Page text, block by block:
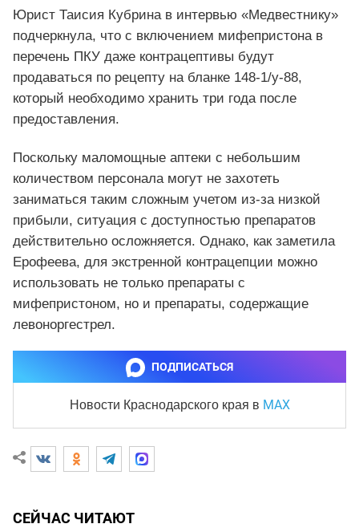
Юрист Таисия Кубрина в интервью «Медвестнику»
подчеркнула, что с включением мифепристона в
перечень ПКУ даже контрацептивы будут
продаваться по рецепту на бланке 148-1/у-88,
который необходимо хранить три года после
предоставления.
Поскольку маломощные аптеки с небольшим
количеством персонала могут не захотеть
заниматься таким сложным учетом из-за низкой
прибыли, ситуация с доступностью препаратов
действительно осложняется. Однако, как заметила
Ерофеева, для экстренной контрацепции можно
использовать не только препараты с
мифепристоном, но и препараты, содержащие
левоноргестрел.
ПОДПИСАТЬСЯ
Новости Краснодарского края в MAX
СЕЙЧАС ЧИТАЮТ